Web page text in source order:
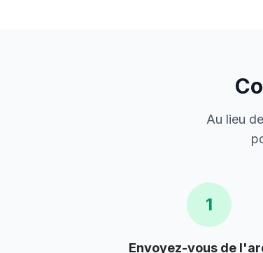
Au lieu
1
Envoyez-vous de